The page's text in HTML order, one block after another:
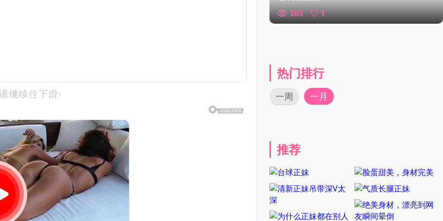
继续往下滑-
365
1
热门排行
一周 一月
推荐